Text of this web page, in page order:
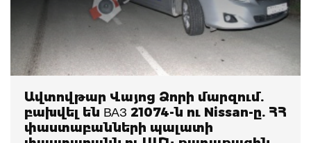
Ավտովթար Վայոց Ձորի մարզում.
բախվել են ВАЗ 21074-ն ու Nissan-ը. ՀՀ
փաստաբանների պալատի